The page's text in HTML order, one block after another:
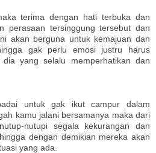
terima dengan hati terbuka dan
perasaan tersinggung tersebut dan
akan berguna untuk kemajuan dan
gak perlu emosi justru harus
yang selalu memperhatikan dan
untuk gak ikut campur dalam
kamu jalani bersamanya maka dari
nutupi segala kekurangan dan
dengan demikian mereka akan
yang ada.